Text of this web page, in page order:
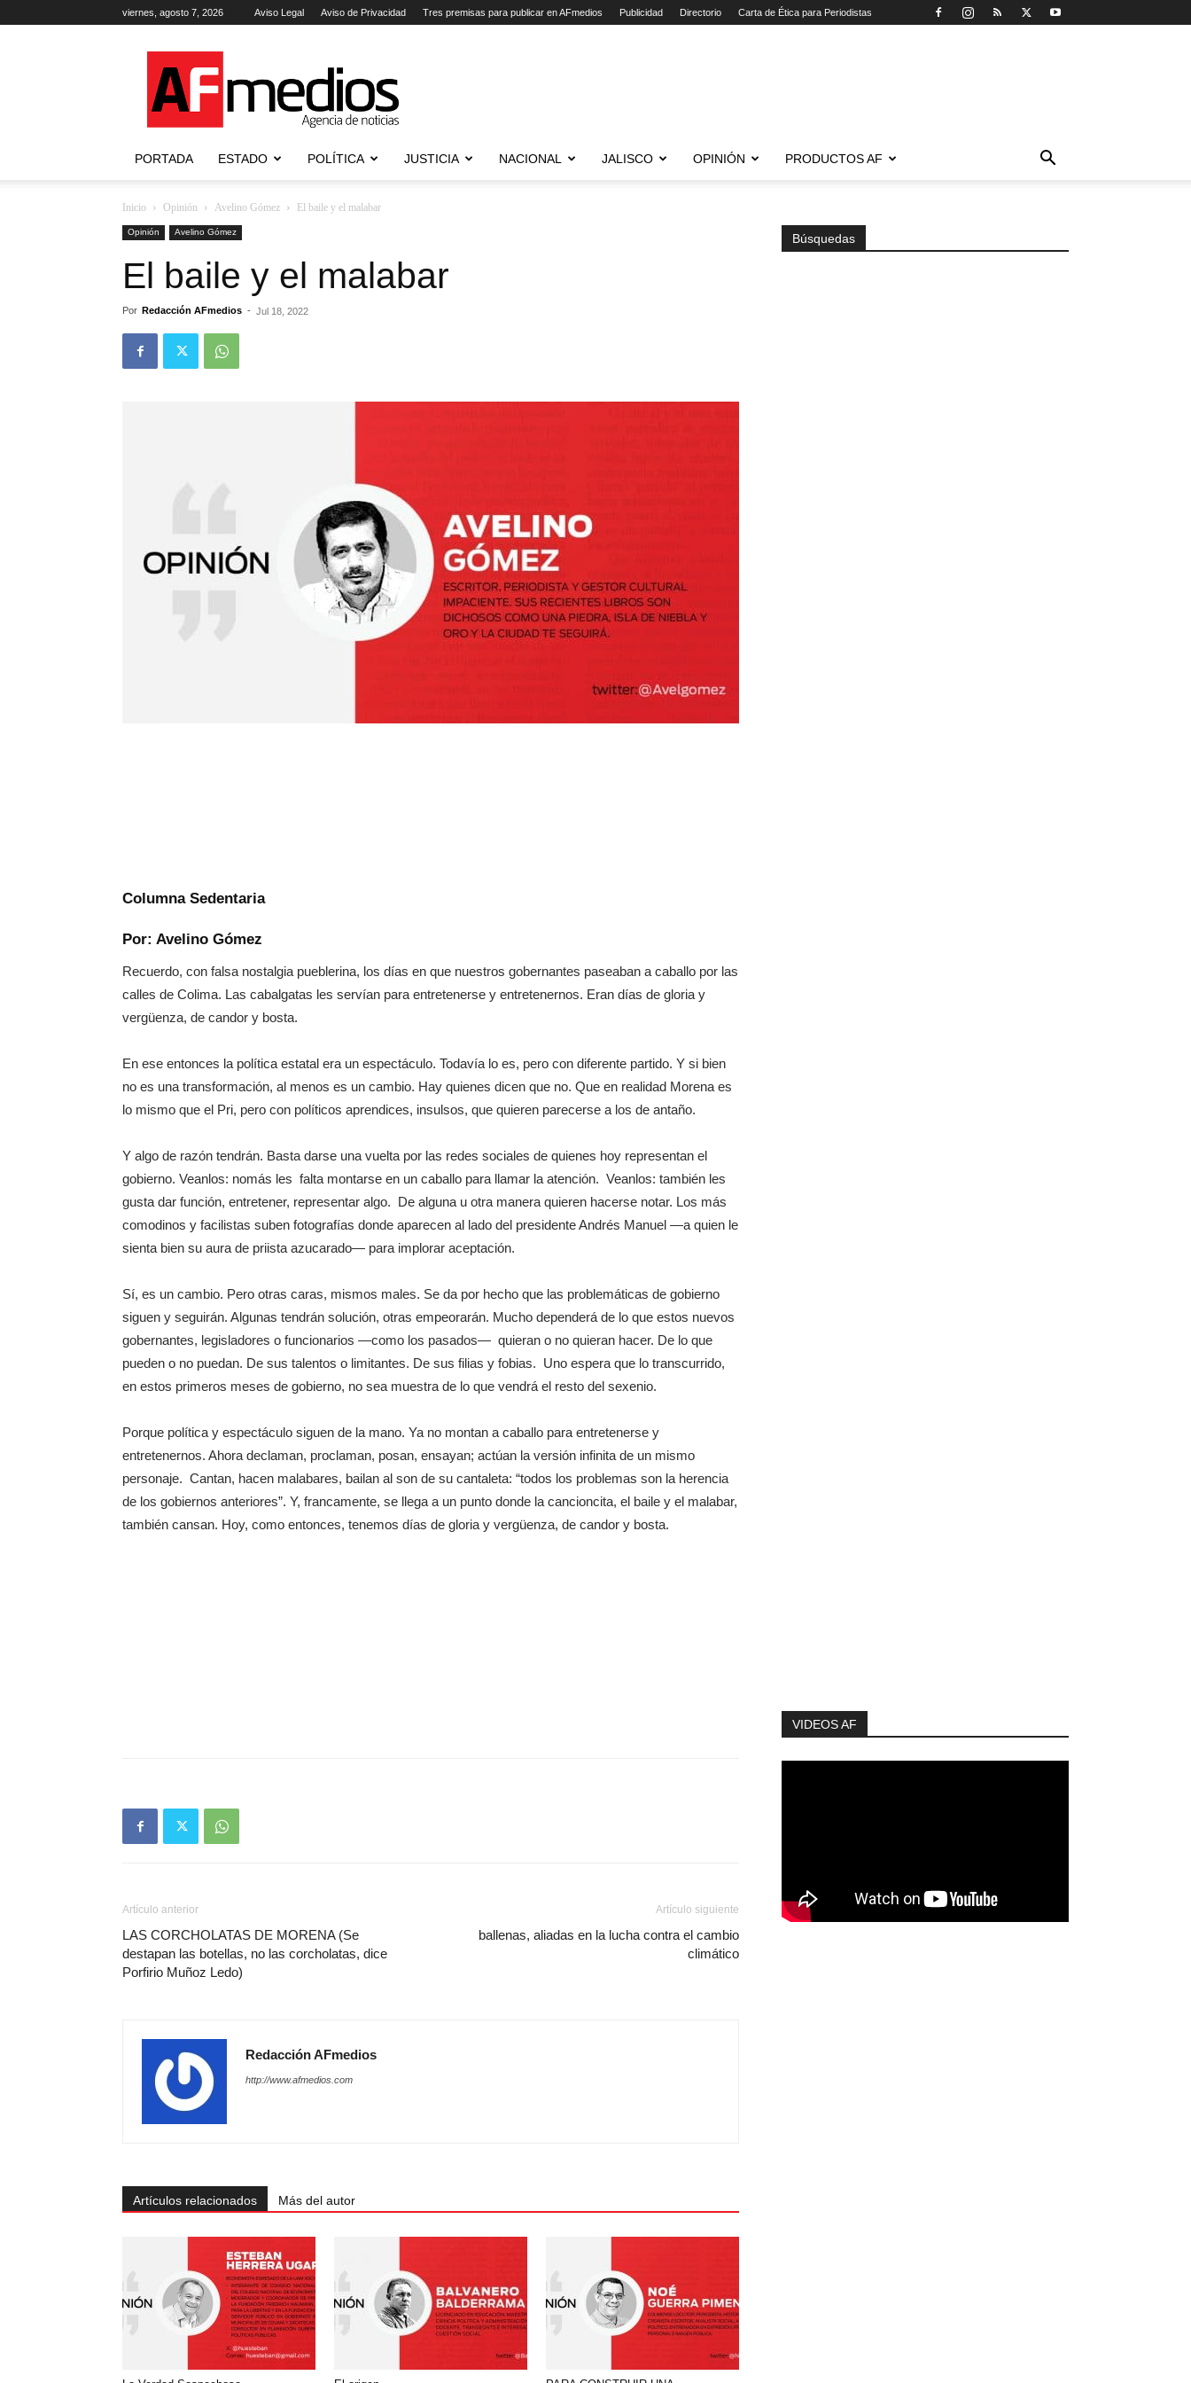
viernes, agosto 7, 2026 Aviso Legal Aviso de Privacidad Tres premisas para publicar en AFmedios Publicidad Directorio Carta de Ética para Periodistas
Agencia
de
Noticias
PORTADA ESTADO POLÍTICA JUSTICIA NACIONAL JALISCO OPINIÓN PRODUCTOS AF
Inicio Opinión Avelino Gómez El baile y el malabar
Opinión Avelino Gómez
El baile y el malabar
Por Redacción AFmedios - Jul 18, 2022
Columna Sedentaria
Por: Avelino Gómez
Recuerdo, con falsa nostalgia pueblerina, los días en que nuestros gobernantes paseaban a caballo por las
calles de Colima. Las cabalgatas les servían para entretenerse y entretenernos. Eran días de gloria y
vergüenza, de candor y bosta.
En ese entonces la política estatal era un espectáculo. Todavía lo es, pero con diferente partido. Y si bien
no es una transformación, al menos es un cambio. Hay quienes dicen que no. Que en realidad Morena es
lo mismo que el Pri, pero con políticos aprendices, insulsos, que quieren parecerse a los de antaño.
Y algo de razón tendrán. Basta darse una vuelta por las redes sociales de quienes hoy representan el
gobierno. Veanlos: nomás les falta montarse en un caballo para llamar la atención. Veanlos: también les
gusta dar función, entretener, representar algo. De alguna u otra manera quieren hacerse notar. Los más
comodinos y facilistas suben fotografías donde aparecen al lado del presidente Andrés Manuel —a quien le
sienta bien su aura de priista azucarado— para implorar aceptación.
Sí, es un cambio. Pero otras caras, mismos males. Se da por hecho que las problemáticas de gobierno
siguen y seguirán. Algunas tendrán solución, otras empeorarán. Mucho dependerá de lo que estos nuevos
gobernantes, legisladores o funcionarios —como los pasados— quieran o no quieran hacer. De lo que
pueden o no puedan. De sus talentos o limitantes. De sus filias y fobias. Uno espera que lo transcurrido,
en estos primeros meses de gobierno, no sea muestra de lo que vendrá el resto del sexenio.
Porque política y espectáculo siguen de la mano. Ya no montan a caballo para entretenerse y
entretenernos. Ahora declaman, proclaman, posan, ensayan; actúan la versión infinita de un mismo
personaje. Cantan, hacen malabares, bailan al son de su cantaleta: “todos los problemas son la herencia
de los gobiernos anteriores”. Y, francamente, se llega a un punto donde la cancioncita, el baile y el malabar,
también cansan. Hoy, como entonces, tenemos días de gloria y vergüenza, de candor y bosta.
Artículo anterior
LAS CORCHOLATAS DE MORENA (Se
destapan las botellas, no las corcholatas, dice
Porfirio Muñoz Ledo)
Artículo siguiente
ballenas, aliadas en la lucha contra el cambio
climático
Redacción AFmedios
http://www.afmedios.com
Artículos relacionados Más del autor
Búsquedas
VIDEOS AF